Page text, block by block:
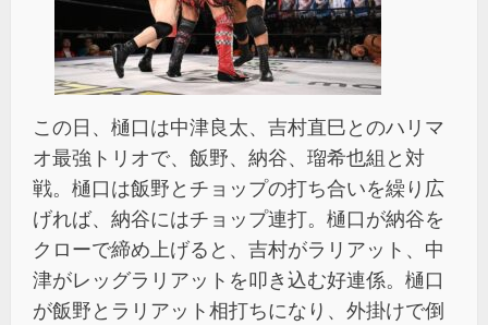
この日、樋口は中津良太、吉村直巳とのハリマ
オ最強トリオで、飯野、納谷、瑠希也組と対
戦。樋口は飯野とチョップの打ち合いを繰り広
げれば、納谷にはチョップ連打。樋口が納谷を
クローで締め上げると、吉村がラリアット、中
津がレッグラリアットを叩き込む好連係。樋口
が飯野とラリアット相打ちになり、外掛けで倒